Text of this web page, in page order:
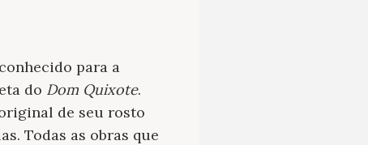
para a
do Dom Quixote.
de seu rosto
Todas as obras que